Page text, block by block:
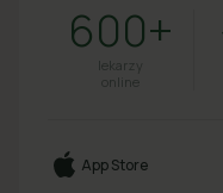
600+
lekarzy
online
App Store